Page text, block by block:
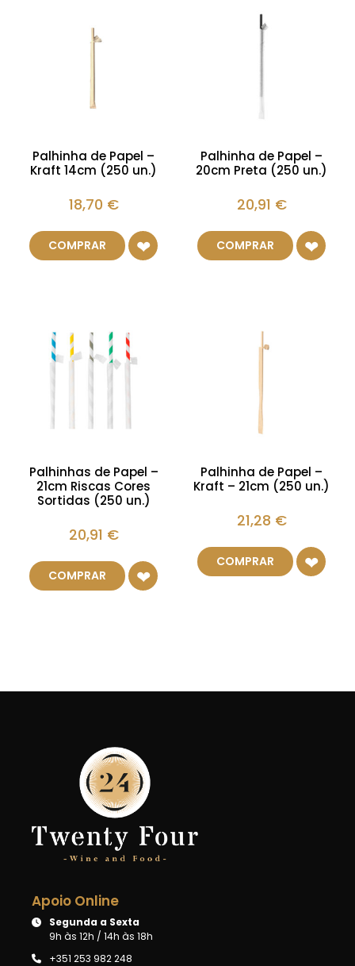
Palhinha de Papel –
Kraft 14cm (250 un.)
18,70 €
COMPRAR
Palhinha de Papel –
20cm Preta (250 un.)
20,91 €
COMPRAR
Palhinhas de Papel –
21cm Riscas Cores
Sortidas (250 un.)
20,91 €
COMPRAR
Palhinha de Papel –
Kraft – 21cm (250 un.)
21,28 €
COMPRAR
Apoio Online
Segunda a Sexta
9h às 12h / 14h às 18h
+351 253 982 248